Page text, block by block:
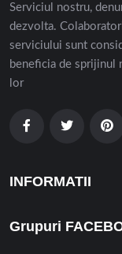
Serviciul nostru,
dezvolta.
serviciului sunt
beneficia de sprijinul
lor
INFORMATII
Grupuri